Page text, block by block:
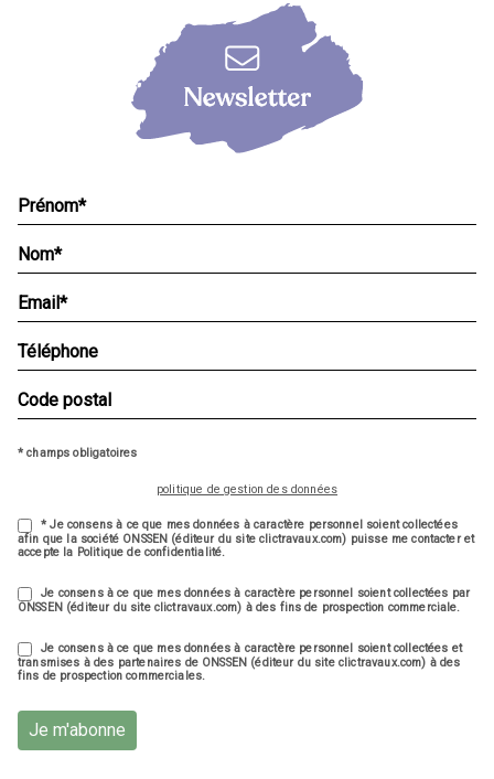
* champs obligatoires
politique de gestion des données
* Je consens à ce que mes données à caractère personnel soient collectées
afin que la société ONSSEN (éditeur du site clictravaux.com) puisse me contacter et
accepte la Politique de confidentialité.
Je consens à ce que mes données à caractère personnel soient collectées par
ONSSEN (éditeur du site clictravaux.com) à des fins de prospection commerciale.
Je consens à ce que mes données à caractère personnel soient collectées et
transmises à des partenaires de ONSSEN (éditeur du site clictravaux.com) à des
fins de prospection commerciales.
Je m'abonne